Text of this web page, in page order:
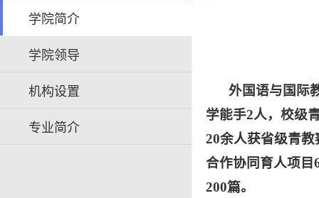
学院简介
学院领导
机构设置
专业简介
外国语与国际
学能手2人，校级
20余人获省级青
合作协同育人项目
200篇。